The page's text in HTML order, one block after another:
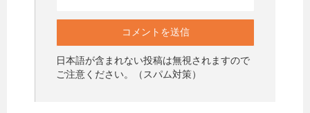
日本語が含まれない投稿は無視されますので
ご注意ください。（スパム対策）